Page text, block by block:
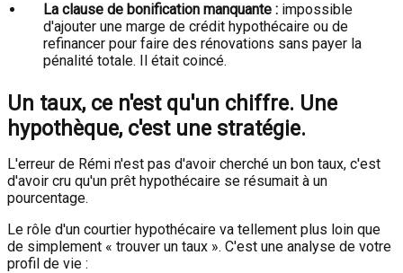
La clause de bonification manquante : impossible
d'ajouter une marge de crédit hypothécaire ou de
refinancer pour faire des rénovations sans payer la
pénalité totale. Il était coincé.
Un taux, ce n'est qu'un chiffre. Une
hypothèque, c'est une stratégie.
L'erreur de Rémi n'est pas d'avoir cherché un bon taux, c'est
d'avoir cru qu'un prêt hypothécaire se résumait à un
pourcentage.
Le rôle d'un courtier hypothécaire va tellement plus loin que
de simplement « trouver un taux ». C'est une analyse de votre
profil de vie :